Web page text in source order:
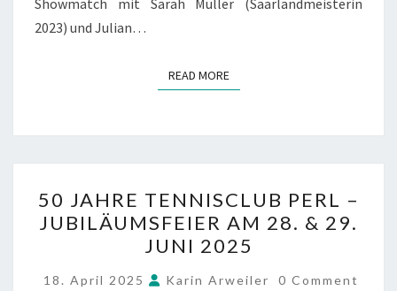
Showmatch mit Sarah Müller (Saarlandmeisterin
2023) und Julian…
READ MOREREAD MORE
JAHRE
TENNISCLUB
PERL
–
50 JAHRE TENNISCLUB PERL –
JUBILÄUMSFEIER AM 28. & 29.
JUNI 2025
18. April 2025 Karin Arweiler COMMENTS
0 Comment